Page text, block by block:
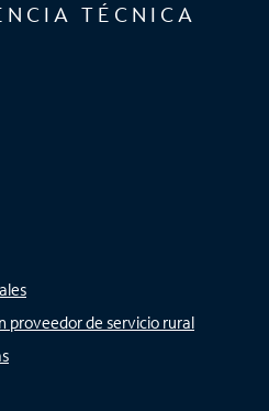
TÉCNICA
proveedor de servicio rural